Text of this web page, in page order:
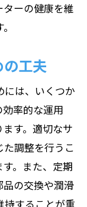
ターの健康を維
工夫
には、いくつか
率的な運用
す。適切なサ
調整を行うこ
。また、定期
の交換や潤滑
持することが重